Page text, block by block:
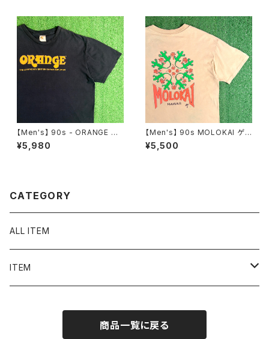
【Men's】 90s - ORANGE ロ
ゴ Tシャツ / 90年代 ティーシャ
ツ T-Shirt ギター ギターアンプ
¥5,980
【Men's】 90s MOLOKAI ゲッ
コー イラスト Tシャツ / アメリ
カ製 USA製 90年代 ティーシャ
¥5,500
CATEGORY
ALL ITEM
ITEM
商品一覧に戻る